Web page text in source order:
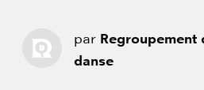
par Regroupement
danse